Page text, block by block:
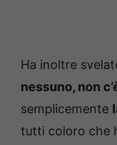
Ha inoltre
nessuno, non
semplicemente
tutti coloro che